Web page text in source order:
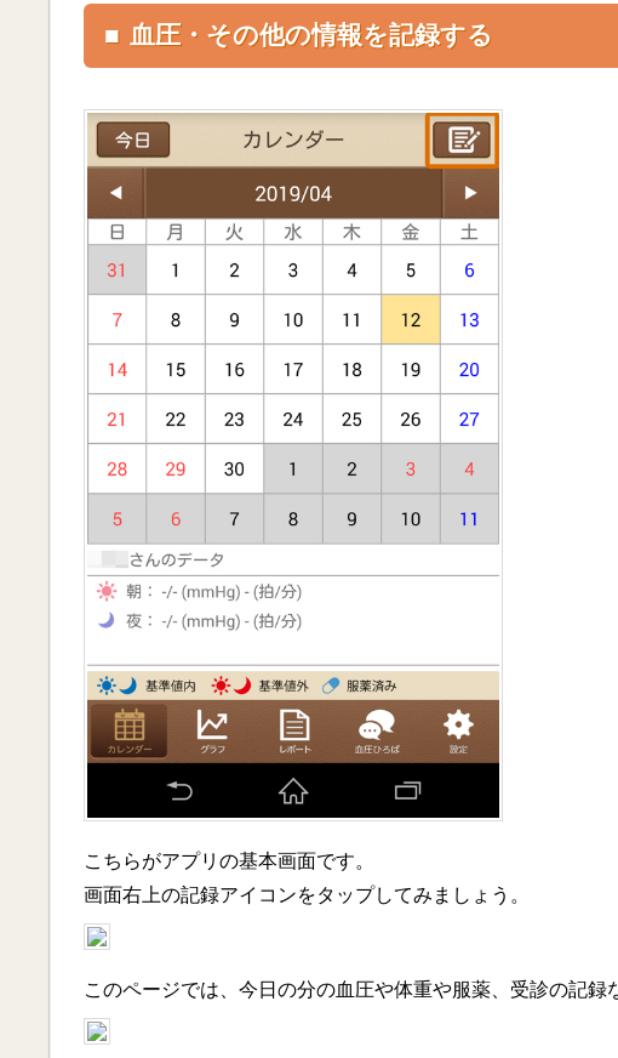
■ 血圧・その他の情報を記録する
こちらがアプリの基本画面です。
画面右上の記録アイコンをタップしてみましょう。
このページでは、今日の分の血圧や体重や服薬、受診の記録